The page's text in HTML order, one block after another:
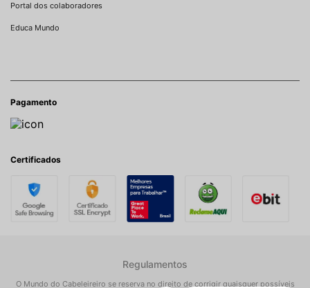
Portal dos colaboradores
Educa Mundo
Pagamento
Certificados
Regulamentos
O Mundo do Cabeleireiro se reserva no direito de corrigir quaisquer possíveis